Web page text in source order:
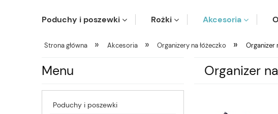
Poduchy i poszewki Rożki Akcesoria
Strona główna » Akcesoria » Organizery na łóżeczko » Organizer
Menu
Poduchy i poszewki
Organizer